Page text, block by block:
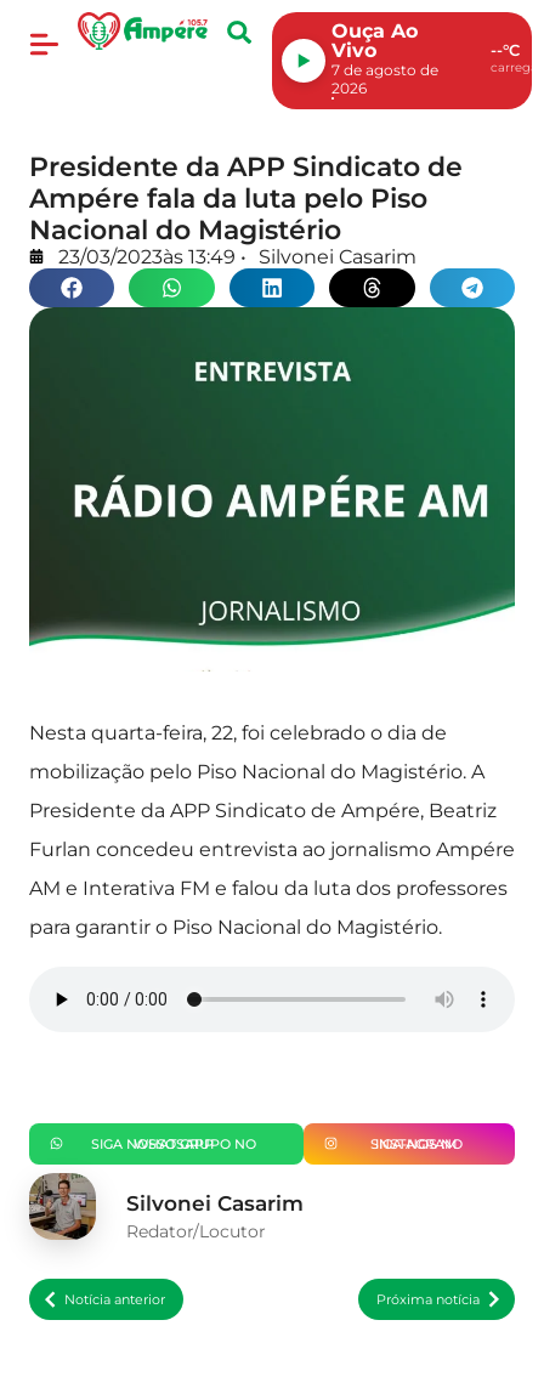
Ouça Ao
Vivo
7 de agosto de
2026
--°C
Presidente da APP Sindicato de
Ampére fala da luta pelo Piso
Nacional do Magistério
23/03/2023às 13:49 • Silvonei Casarim
Nesta quarta-feira, 22, foi celebrado o dia de
mobilização pelo Piso Nacional do Magistério. A
Presidente da APP Sindicato de Ampére, Beatriz
Furlan concedeu entrevista ao jornalismo Ampére
AM e Interativa FM e falou da luta dos professores
para garantir o Piso Nacional do Magistério.
SIGA NOSSO GRUPO NO WHATSAPP SIGA-NOS NO INSTAGRAM
Silvonei Casarim
Redator/Locutor
Notícia anterior Próxima notícia